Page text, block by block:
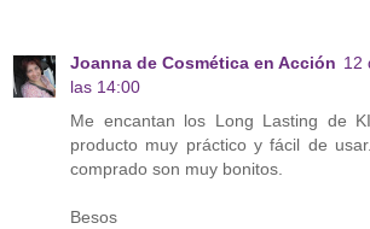
Joanna de Cosmética en Acción 12
las 14:00
Me encantan los Long Lasting de
producto muy práctico y fácil de
comprado son muy bonitos.
Besos